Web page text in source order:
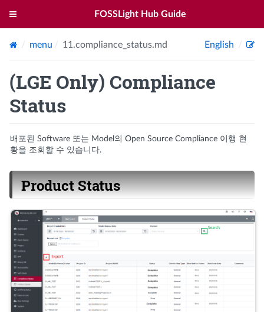
FOSSLight Hub Guide
menu 11.compliance_status.md English
(LGE Only) Compliance
Status
배포된 Software 또는 Model의 Open Source Compliance 이행 현
황을 조회할 수 있습니다.
Product Status